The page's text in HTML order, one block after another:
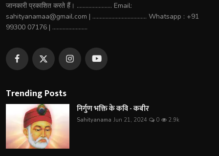
जानकारी प्रकाशित करते हैं। ........................ Email:
sahityanamaa@gmail.com | ..................................... Whatsapp : +91
99300 07176 | ........................
Trending Posts
निर्गुण भक्ति के कवि - कबीर
Sahityanama Jun 21, 2024 0 2.9k